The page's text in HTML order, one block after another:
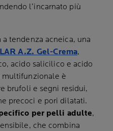
l’incarnato più
tendenza acneica, una
A.Z. Gel-Crema,
acido salicilico e acido
multifunzionale è
brufoli e segni residui,
precoci e pori dilatati.
per pelli adulte,
che combina